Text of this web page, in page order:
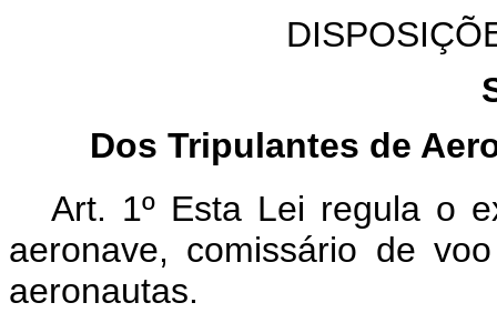
Dos Tripulantes de
Art. 1º Esta Lei regula o
aeronave, comissário de
aeronautas.